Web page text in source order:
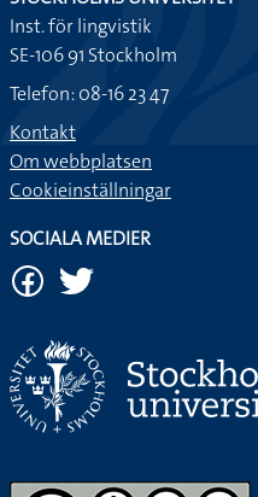
Inst. för lingvistik
SE-106 91 Stockholm
Telefon: 08-16 23 47
Kontakt
Om webbplatsen
Cookieinställningar
SOCIALA MEDIER